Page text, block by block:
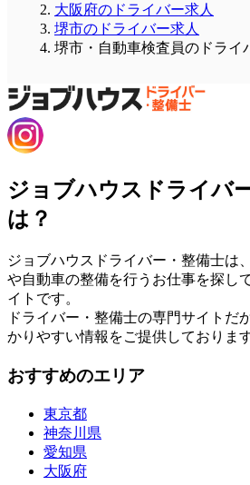
大阪府のドライバー求人
堺市のドライバー求人
堺市・自動車検査員のドライ
ジョブハウスドライバ
は？
ジョブハウスドライバー・整備士は
や自動車の整備を行うお仕事を探し
イトです。
ドライバー・整備士の専門サイトだ
かりやすい情報をご提供しております
おすすめのエリア
東京都
神奈川県
愛知県
大阪府